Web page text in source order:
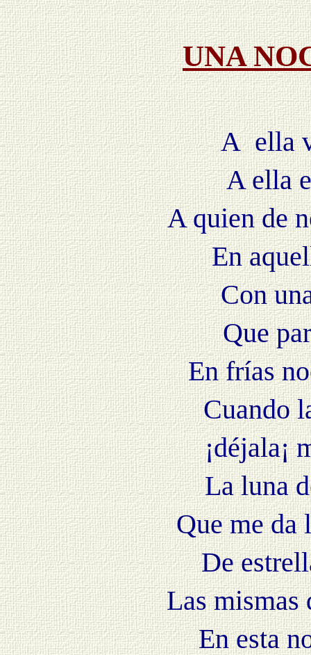
UNA
A ella
A ella
A quien de
En
Con
Que
En frías
Cuando
¡déjala¡
La luna
Que me da
De
Las mismas
En esta